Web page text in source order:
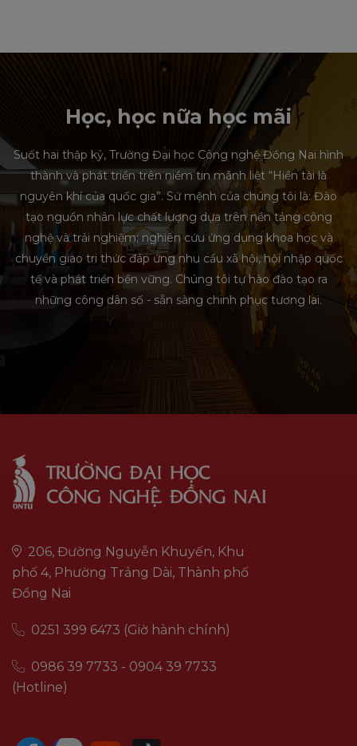
Học, học nữa học mãi
Suốt hai thập kỷ, Trường Đại học Công nghệ Đồng Nai hình
thành và phát triển trên niềm tin mãnh liệt “Hiền tài là
nguyên khí của quốc gia”. Sứ mệnh của chúng tôi là: Đào
tạo nguồn nhân lực chất lượng dựa trên nền tảng công
nghệ và trải nghiệm; nghiên cứu ứng dụng khoa học và
chuyển giao tri thức đáp ứng nhu cầu xã hội, hội nhập quốc
tế và phát triển bền vững. Chúng tôi tự hào đào tạo ra
những công dân số - sẵn sàng chinh phục tương lai.
206, Đường Nguyễn Khuyến, Khu
phố 4, Phường Trảng Dài, Thành phố
Đồng Nai
0251 399 6473 (Giờ hành chính)
0986 39 7733 - 0904 39 7733
(Hotline)